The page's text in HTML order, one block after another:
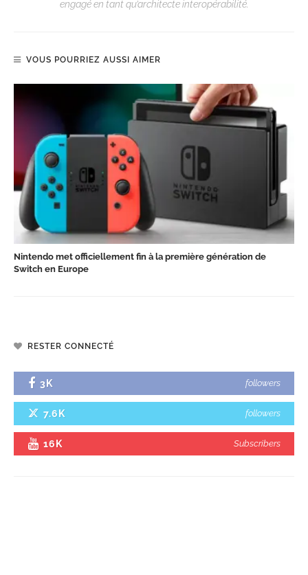
engagé en tant qu’architecte interopérabilité.
VOUS POURRIEZ AUSSI AIMER
Nintendo met officiellement fin à la première génération de
Switch en Europe
RESTER CONNECTÉ
3K followers
7.6K followers
16K Subscribers